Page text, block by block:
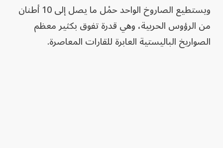
ويستطيع الصاروخ الواحد حمْل ما يصل إلى 10 أطنان
من الرؤوس الحربية، وهي قدرة تفوق بكثير معظم
الصواريخ الباليستية العابرة للقارات المعاصرة.